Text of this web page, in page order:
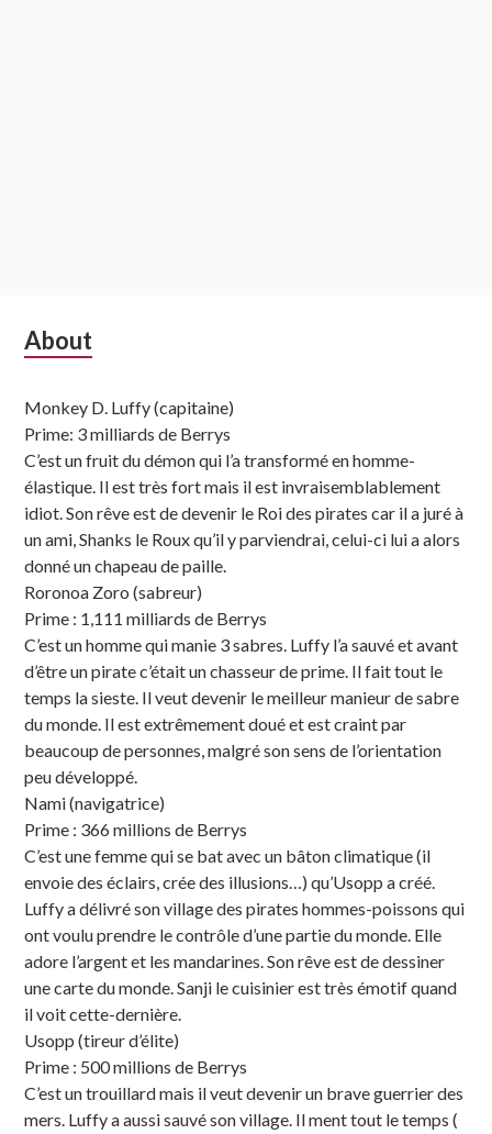
Subsidiary
About
Monkey D. Luffy (capitaine)
Prime: 3 milliards de Berrys
C’est un fruit du démon qui l’a transformé en homme-
élastique. Il est très fort mais il est invraisemblablement
idiot. Son rêve est de devenir le Roi des pirates car il a juré à
un ami, Shanks le Roux qu’il y parviendrai, celui-ci lui a alors
donné un chapeau de paille.
Roronoa Zoro (sabreur)
Prime : 1,111 milliards de Berrys
C’est un homme qui manie 3 sabres. Luffy l’a sauvé et avant
d’être un pirate c’était un chasseur de prime. Il fait tout le
temps la sieste. Il veut devenir le meilleur manieur de sabre
du monde. Il est extrêmement doué et est craint par
beaucoup de personnes, malgré son sens de l’orientation
peu développé.
Nami (navigatrice)
Prime : 366 millions de Berrys
C’est une femme qui se bat avec un bâton climatique (il
envoie des éclairs, crée des illusions…) qu’Usopp a créé.
Luffy a délivré son village des pirates hommes-poissons qui
ont voulu prendre le contrôle d’une partie du monde. Elle
adore l’argent et les mandarines. Son rêve est de dessiner
une carte du monde. Sanji le cuisinier est très émotif quand
il voit cette-dernière.
Usopp (tireur d’élite)
Prime : 500 millions de Berrys
C’est un trouillard mais il veut devenir un brave guerrier des
mers. Luffy a aussi sauvé son village. Il ment tout le temps (